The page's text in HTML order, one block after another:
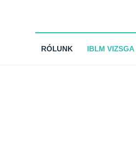
RÓLUNK IBLM VIZSGA